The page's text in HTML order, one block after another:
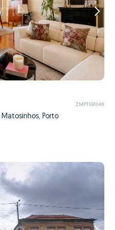
ZMPT591049
Porto